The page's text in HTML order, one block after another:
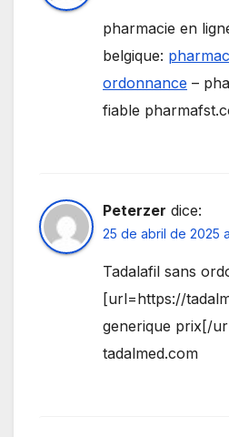
pharmacie en
belgique:
ordonnance –
fiable
Peterzer dice:
25 de abril de 2025
Tadalafil sans
[url=https://
generique prix[/
tadalmed.com